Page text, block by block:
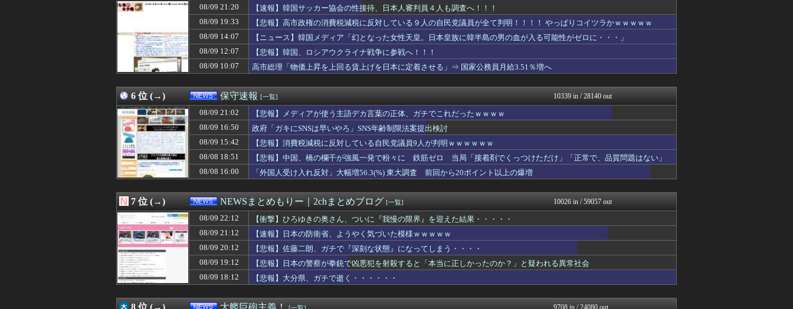
08/09 20:11
「撃たれても撃っちゃイカン」警視庁OBが明かす拳銃使用の葛藤…河内長野「2発で...
【速報】ウクライナからのエネルギー施設攻撃で窮地のロシアを韓国が助けていたこと...
おーるじゃんる
自宅前の一方通行の道路が工事車両で封鎖、病院への送迎のために車をどかして欲しい...
U-1 NEWS.
08/09 20:08
【悲報】台湾、長崎原爆式典を欠席「長崎市が着席場所を”外交団エリア外にあえて配...
政経ワロスまとめニュース♪
08/09 20:05
【悲報】最近の物価、上がりすぎて何も買えなくなるwww
08/09 20:05
謎の勢力「AI発展したらお前らは皆クビになるわ」→未だかつてAIのせいで失業し...
ニュース30over
08/09 20:03
広めの土地を所有してけどアパート経営って儲かるのか？
ふぇー速
08/09 20:00
【クレーマー】「電話とかせんでいいからそのままおいで」的なこと言ったら何とも有...
08/09 20:00
パさん「石破さんは世界でも珍しい、国民による石破辞めるなデモが自然発生した総理...
痛いニュース(ﾉ∀`)
08/09 20:00
【悲報】ソシャゲ、次々とサ終→会社が過去最多で倒産しまくってしまう・・・
08/09 20:00
【愛知】サーフィン中に溺れ公務員の男性（46）死亡 田原市 現場はサーフィンで...
常識的に考えた
08/09 20:00
【台湾】長崎式典の参加者格下げ 席が「使節団区域外」と抗議 「中国に追従...
黒マッチョニュース
08/09 20:00
人気外国人YouTuberさん、日本で〇〇する動画を投稿して終わる・・・
08/09 20:00
【悲報】ショートスリーパー堀、積む
アルファルファモザイク＠ネ...
08/09 20:00
【歴史】「ああァ、だまされちゃった。今度生れる時はアメリカへ生れるぞ」 ２２歳...
みそパンNEWS
08/09 20:00
【池袋暴走】自民党都議が逮捕圧力！警察の忖度が明らかに
08/09 19:55
上げ底で「食べやすいサイズになりました」→実質値上げでは！？ 物価上昇が続く中...
国難にあってもの申す！！
08/09 19:53
（ ´_ゝ`）サンモニ、永住許可厳格化を批判 ジャーナリスト「永住権は生活の基...
08/09 19:43
働きたくないwwwwwwwwwww
08/09 19:42
中国人「中国では赤信号でも右折できます」
かせまと！
08/09 19:41
安かったからGANTZ全巻買ったんだが
理想ちゃんねる
08/09 19:40
中国製EVがスピードバンプで空転、進まずの動画が話題
08/09 19:40
【速報】中比スカボロー礁を巡る問題で遂に米国参戦、まさかのこっち擁護であっち批...
おーるじゃんる
08/09 19:33
【悲報】高市政権の消費税減税に反対している９人の自民党議員が全て判明！！！！ ...
あじあニュースちゃんねる
08/09 19:33
【悲報】高樹沙耶のアニソン盆踊り批判「日本は品格落ちた」で大論争！過去の大麻発...
08/09 19:30
日本人がラーメンに1000円以上だすの渋る理由ガチ不明ｗｗｗｗｗｗｗｗｗ
アルファルファモザイク＠ネ...
08/09 21:20
【速報】韓国サッカー協会の性接待、日本人審判員４人も調査へ！！！
08/09 19:33
【悲報】高市政権の消費税減税に反対している９人の自民党議員が全て判明！！！！ やっぱりコイツラかｗｗｗｗｗ
08/09 14:07
【ニュース】韓国メディア「幻となった女性天皇。日本皇族に韓半島の男の血が入る可能性がゼロに・・・」
08/09 12:07
【悲報】韓国、ロシアウクライナ戦争に参戦へ！！！
08/09 10:07
高市総理「物価上昇を上回る賃上げを日本に定着させる」⇒ 国家公務員月給3.51％増へ
6 位 (→) 保守速報 [一覧] 10339 in / 28140 out
08/09 21:02
【悲報】メディアが使う主語デカ言葉の正体、ガチでこれだったｗｗｗｗ
08/09 16:50
政府「ガキにSNSは早いやろ」SNS年齢制限法案提出検討
08/09 15:42
【悲報】消費税減税に反対している自民党議員9人が判明ｗｗｗｗｗｗ
08/08 18:51
【悲報】中国、橋の欄干が強風一発で粉々に 鉄筋ゼロ 当局「接着剤でくっつけただけ」「正常で、品質問題はない」
08/08 16:00
「外国人受け入れ反対」大幅増56.3(%) 東大調査 前回から20ポイント以上の爆増
7 位 (→) NEWSまとめもりー｜2chまとめブログ [一覧] 10026 in / 59057 out
08/09 22:12
【衝撃】ひろゆきの奥さん、ついに『我慢の限界』を迎えた結果・・・・・
08/09 21:12
【速報】日本の防衛省、ようやく気づいた模様ｗｗｗｗｗ
08/09 20:12
【悲報】佐藤二朗、ガチで『深刻な状態』になってしまう・・・・
08/09 19:12
【悲報】日本の警察が拳銃で凶悪犯を射殺すると「本当に正しかったのか？」と疑われる異常社会
08/09 18:12
【悲報】大分県、ガチで逝く・・・・・・
8 位 (→) 大艦巨砲主義！ 9708 in / 24080 out